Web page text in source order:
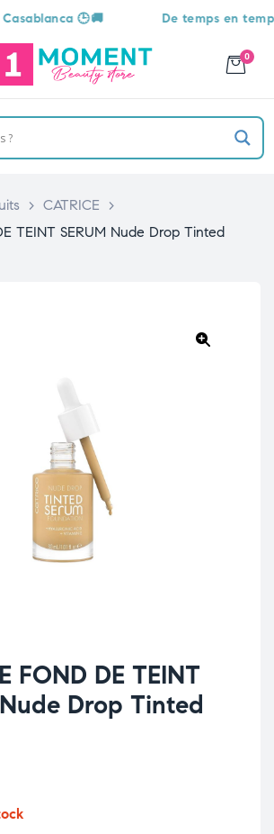
🕒🚚 De temps en temps,
0
> CATRICE
>
TEINT SERUM Nude Drop Tinted
FOND DE TEINT
Nude Drop Tinted